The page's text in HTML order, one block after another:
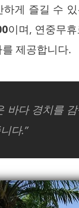
하게 즐길 수
이며, 연중무
제공합니다.
바다 경치를
다.”